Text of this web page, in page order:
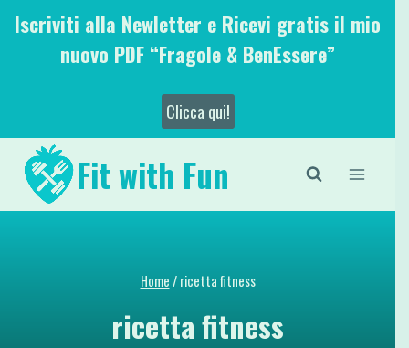
SaltaIscriviti alla Newletter e Ricevi gratis il mio
nuovo PDF “Fragole & BenEssere”
Clicca qui!
Fit with Fun
Home/ ricetta fitness
ricetta fitness